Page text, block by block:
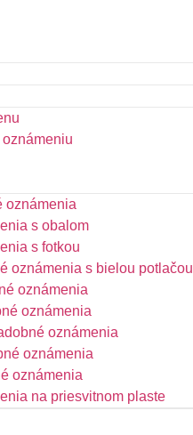
oznámenia
s obalom
s fotkou
oznámenia s bielou potlačou
oznámenia
oznámenia
oznámenia
oznámenia
oznámenia
na priesvitnom plaste